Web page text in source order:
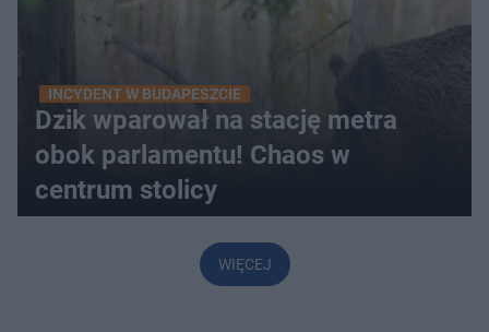
INCYDENT W BUDAPESZCIE
Dzik wparował na stację metra
obok parlamentu! Chaos w
centrum stolicy
WIĘCEJ